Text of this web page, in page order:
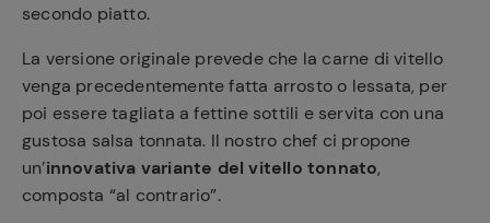
secondo piatto.
La versione originale prevede che la carne di vitello
venga precedentemente fatta arrosto o lessata, per
poi essere tagliata a fettine sottili e servita con una
gustosa salsa tonnata. Il nostro chef ci propone
un’innovativa variante del vitello tonnato,
composta “al contrario”.